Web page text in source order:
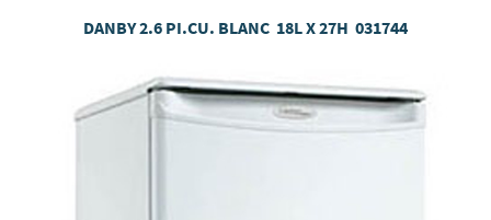
DANBY 2.6 PI.CU. BLANC 18L X 27H 031744